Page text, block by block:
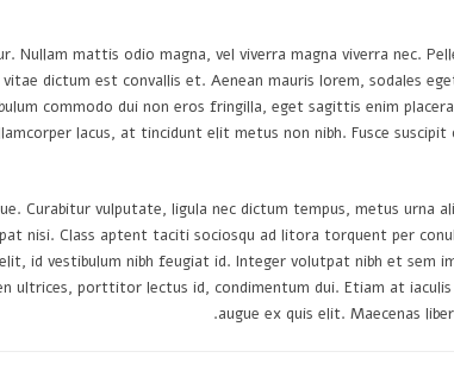
Nullam mattis odio magna, vel viverra magna viverra nec.
dictum est convallis et. Aenean mauris lorem, sodales
commodo dui non eros fringilla, eget sagittis enim
lacus, at tincidunt elit metus non nibh. Fusce
Curabitur vulputate, ligula nec dictum tempus, metus urna
nisi. Class aptent taciti sociosqu ad litora torquent per
id vestibulum nibh feugiat id. Integer volutpat nibh et sem
ultrices, porttitor lectus id, condimentum dui. Etiam at
augue ex quis elit. Maecenas